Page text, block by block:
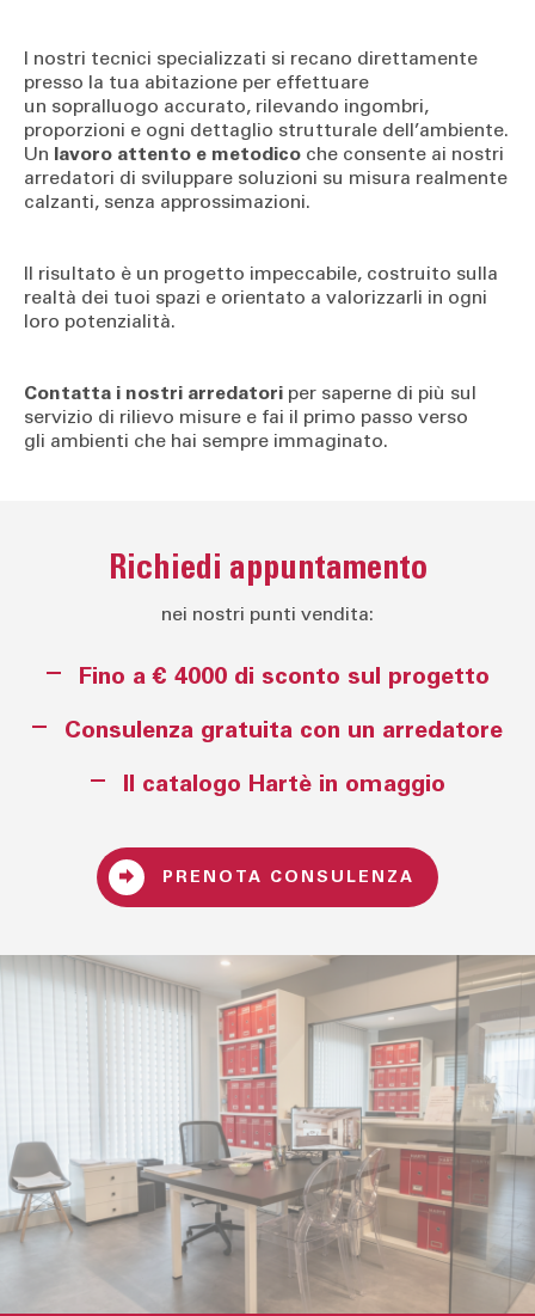
I nostri tecnici specializzati si recano direttamente
presso la tua abitazione per effettuare
un sopralluogo accurato, rilevando ingombri,
proporzioni e ogni dettaglio strutturale dell’ambiente.
Un
lavoro attento e metodico che consente ai nostri
arredatori di sviluppare soluzioni su misura realmente
calzanti, senza approssimazioni.
Il risultato è un progetto impeccabile, costruito sulla
realtà dei tuoi spazi e orientato a valorizzarli in ogni
loro potenzialità.
Contatta i nostri arredatori per saperne di più sul
servizio di rilievo misure e fai il primo passo verso
gli ambienti che hai sempre immaginato.
Richiedi appuntamento
nei nostri punti vendita:
Fino a € 4000 di sconto sul progetto
Consulenza gratuita con un arredatore
Il catalogo Hartè in omaggio
PRENOTA CONSULENZA